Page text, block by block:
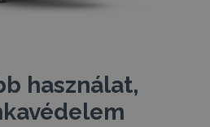
használat,